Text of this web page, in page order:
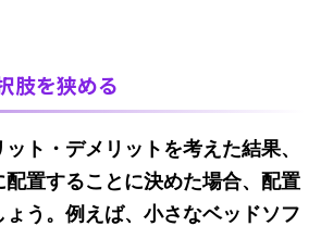
肢を狭める
ト・デメリットを考えた結果、
配置することに決めた場合、配置
う。例えば、小さなベッドソフ